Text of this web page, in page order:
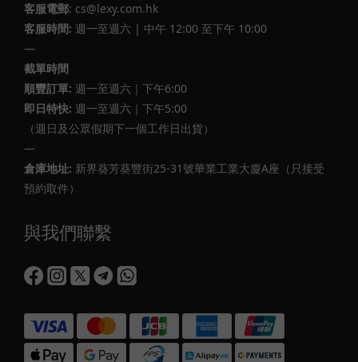
客服電郵: cs@lexy.com.hk
客服時間: 週一至週六 | 中午 12:00 至下午 10:00
—
截單時間
順豐訂單: 週一至週六｜下午6:00
即日特快: 週一至週六｜下午5:00
（週日及公眾假期下一個工作日出貨）
—
倉庫地址: 新界葵芳葵豐街25-31號華業工業大廈A座（只接受
預約取件）
與我們聯繫